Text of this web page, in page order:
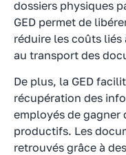
dossiers physiques
GED permet de
réduire les coûts liés
au transport des
De plus, la GED
récupération des
employés de gagner
productifs. Les
retrouvés grâce à